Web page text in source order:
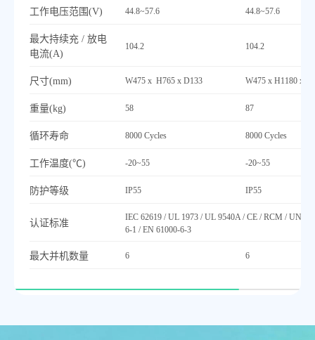
工作电压范围(V) 44.8~57.6 44.8~57.6
最大持续充 / 放电
电流(A)
104.2 104.2
尺寸(mm) W475 x H765 x D133 W475 x H1180 x
重量(kg) 58 87
循环寿命 8000 Cycles 8000 Cycles
工作温度(℃) -20~55 -20~55
防护等级 IP55 IP55
认证标准
IEC 62619 / UL 1973 / UL 9540A / CE / RCM / UN
6-1 / EN 61000-6-3
最大并机数量 6 6